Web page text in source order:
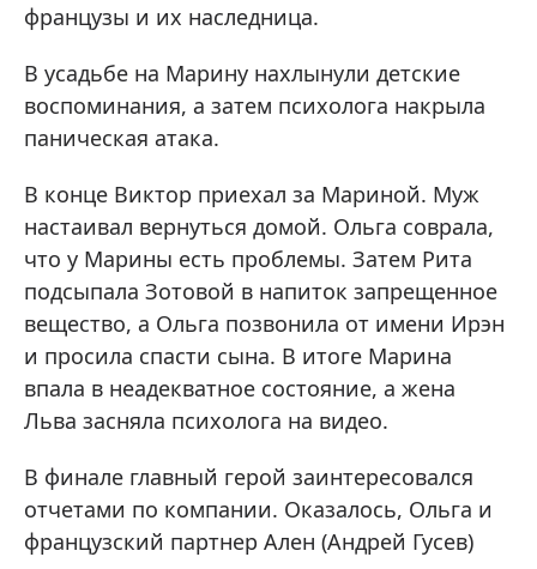
французы и их наследница.
В усадьбе на Марину нахлынули детские
воспоминания, а затем психолога накрыла
паническая атака.
В конце Виктор приехал за Мариной. Муж
настаивал вернуться домой. Ольга соврала,
что у Марины есть проблемы. Затем Рита
подсыпала Зотовой в напиток запрещенное
вещество, а Ольга позвонила от имени Ирэн
и просила спасти сына. В итоге Марина
впала в неадекватное состояние, а жена
Льва засняла психолога на видео.
В финале главный герой заинтересовался
отчетами по компании. Оказалось, Ольга и
французский партнер Ален (Андрей Гусев)